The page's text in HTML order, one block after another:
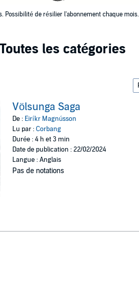
Possibilité de résilier l'abonnement chaque mois.
les catégories
Völsunga Saga
De : Eiríkr Magnússon
Lu par :Corbang
Durée : 4 h et 3 min
Date de publication : 22/02/2024
Langue : Anglais
Pas de notations